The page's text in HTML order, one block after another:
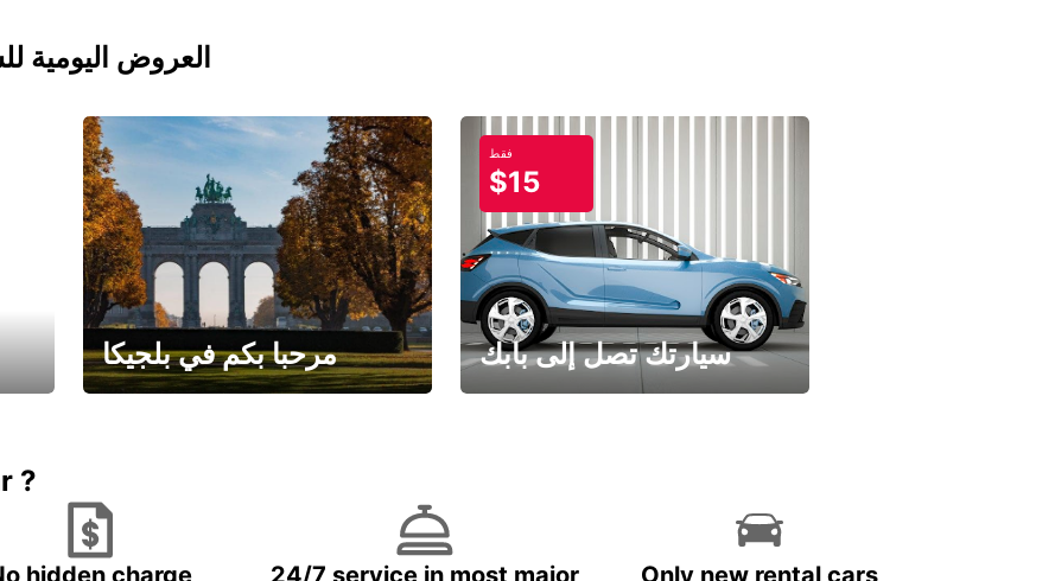
العروض اليومية
مرحبا بكم في بلجيكا
فقط
$15
سيارتك تصل إلى بابك
?